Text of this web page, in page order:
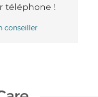
téléphone !
conseiller